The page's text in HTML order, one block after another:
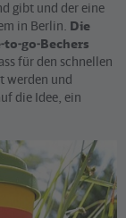
gibt und der eine
in Berlin. Die
go-Bechers
für den schnellen
werden und
die Idee, ein